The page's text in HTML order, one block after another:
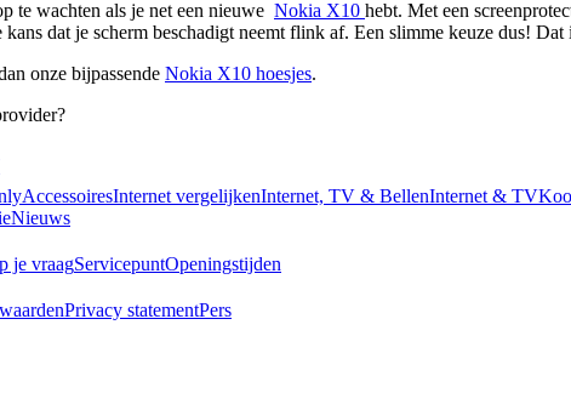
te wachten als je net een nieuwe Nokia X10 hebt. Met een
dat je scherm beschadigt neemt flink af. Een slimme keuze dus!
onze bijpassende Nokia X10 hoesjes.
AccessoiresInternet vergelijkenInternet, TV & BellenInternet & TV
Nieuws
je vraagServicepuntOpeningstijden
Privacy statementPers